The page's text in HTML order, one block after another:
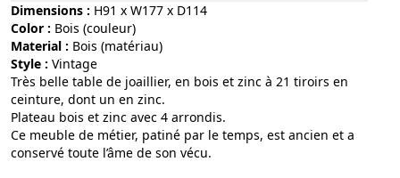
Dimensions : H91 x W177 x D114
Color :
bois (couleur)
Material :
bois (matériau)
Style :
vintage
Très belle table de joaillier, en bois et zinc à 21 tiroirs en
ceinture, dont un en zinc.
Plateau bois et zinc avec 4 arrondis.
Ce meuble de métier, patiné par le temps, est ancien et a
conservé toute l’âme de son vécu.